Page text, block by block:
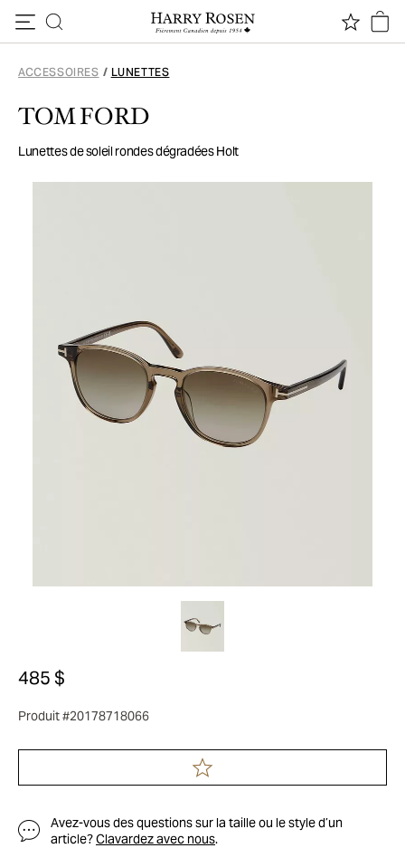
ACCESSOIRES / LUNETTES
TOM FORD
Lunettes de soleil rondes dégradées Holt
485 $
Produit #20178718066
Avez-vous des questions sur la taille ou le style d’un
article?Clavardez avec nous.